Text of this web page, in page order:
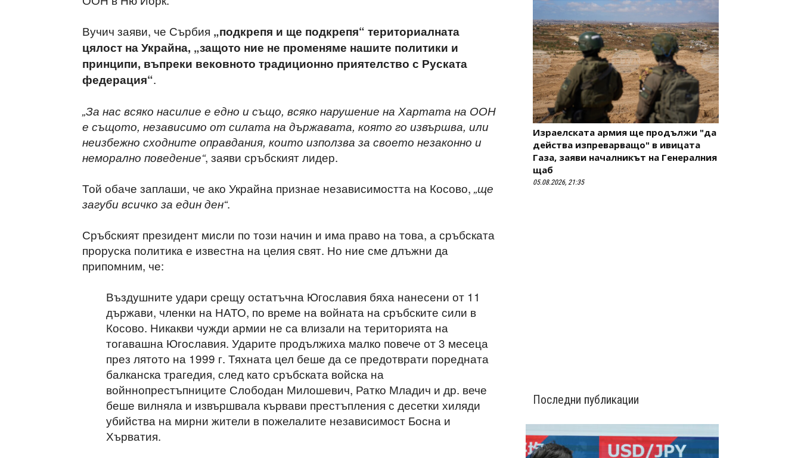
Вучич заяви, че Сърбия „подкрепя и ще подкрепя“ териториалната
цялост на Украйна, „защото ние не променяме нашите политики и
принципи, въпреки вековното традиционно приятелство с Руската
федерация“.
„За нас всяко насилие е едно и също, всяко нарушение на Хартата на ООН
е същото, независимо от силата на държавата, която го извършва, или
неизбежно сходните оправдания, които използва за своето незаконно и
неморално поведение“, заяви сръбският лидер.
Той обаче заплаши, че ако Украйна признае независимостта на Косово, „ще
загуби всичко за един ден“.
Сръбският президент мисли по този начин и има право на това, а сръбската
проруска политика е известна на целия свят. Но ние сме длъжни да
припомним, че:
Въздушните удари срещу остатъчна Югославия бяха нанесени от 11
държави, членки на НАТО, по време на войната на сръбските сили в
Косово. Никакви чужди армии не са влизали на територията на
тогавашна Югославия. Ударите продължиха малко повече от 3 месеца
през лятото на 1999 г. Тяхната цел беше да се предотврати поредната
балканска трагедия, след като сръбската войска на
войннопрестъпниците Слободан Милошевич, Ратко Младич и др. вече
беше вилняла и извършвала кървави престъпления с десетки хиляди
убийства на мирни жители в пожелалите независимост Босна и
Хърватия.
Израелската армия ще продължи "да
действа изпреварващо" в ивицата
Газа, заяви началникът на Генералния
щаб
05.08.2026, 21:35
Последни публикации